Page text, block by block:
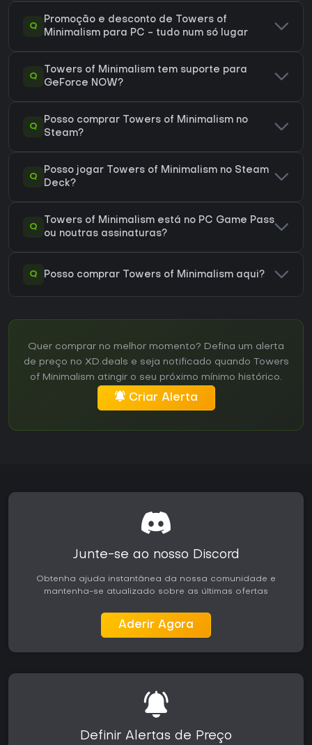
Q
Promoção e desconto de Towers of
Minimalism para PC - tudo num só lugar
Q
Towers of Minimalism tem suporte para
GeForce NOW?
Q
Posso comprar Towers of Minimalism no
Steam?
Q
Posso jogar Towers of Minimalism no Steam
Deck?
Q
Towers of Minimalism está no PC Game Pass
ou noutras assinaturas?
Q Posso comprar Towers of Minimalism aqui?
Quer comprar no melhor momento? Defina um alerta
de preço no XD.deals e seja notificado quando Towers
of Minimalism atingir o seu próximo mínimo histórico.
Criar Alerta
Junte-se ao nosso Discord
Obtenha ajuda instantânea da nossa comunidade e
mantenha-se atualizado sobre as últimas ofertas
Aderir Agora
Definir Alertas de Preço